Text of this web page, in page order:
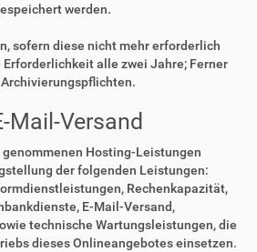
werden.
sofern diese nicht mehr erforderlich
alle zwei Jahre; Ferner
Mail-Versand
genommenen Hosting-Leistungen
der folgenden Leistungen:
Rechenkapazität,
E-Mail-Versand,
technische Wartungsleistungen, die
dieses Onlineangebotes einsetzen.